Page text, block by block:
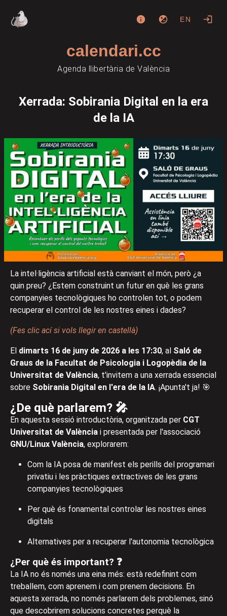
EN
calendari.cc
Agenda llibertària de València
Xerrada: Sobirania Digital en la era
de la IA
La intel·ligència artificial està canviant el món, però ¿a
quin preu? ¿Estem construint un futur en què les grans
companyies tecnològiques ho controlen tot, o podem
recuperar el control de les nostres eines i dades?
(Fes clic ací si vols llegir en castellà)
El dimarts 16 de juny de 2026 a les 17:30, al Saló de
Graus de la Facultat de Psicologia i Logopèdia de la
Universitat de València, t'invitem a una xerrada essencial
sobre Sobirania Digital en l'era de la IA. ¡Apunta't ja! 🎯
¿De què parlarem? 🎤
En aquesta sessió introductòria, organitzada per CGT
Universitat de València i presentada per l'associació
GNU/Linux València, explorarem:
Com la IA posa de manifest els perills del programari
privatiu i les pràctiques extractives de les grans
companyies tecnològiques
Per què és fonamental controlar les nostres eines
digitals
Alternatives per a recuperar l'autonomia tecnològica
¿Per què és important? ❓
La IA no és només una eina més: està redefinint com
treballem, com aprenem i com prenem decisions. En
aquesta xerrada, no només parlarem dels problemes, sinó
que descobrirem solucions concretes perquè la